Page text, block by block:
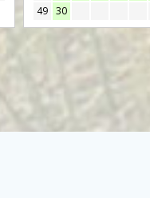
49 30